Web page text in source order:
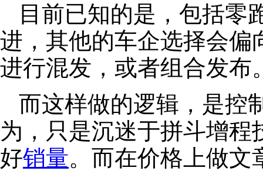
目前已知的是，包括零
进，其他的车企选择会偏
进行混发，或者组合发布
而这样做的逻辑，是控
为，只是沉迷于拼斗增
好销量。而在价格上做文